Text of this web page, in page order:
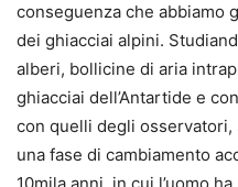
conseguenza che abbiamo
dei ghiacciai alpini.
alberi, bollicine di aria
ghiacciai dell’Antartide e
con quelli degli
una fase di cambiamento